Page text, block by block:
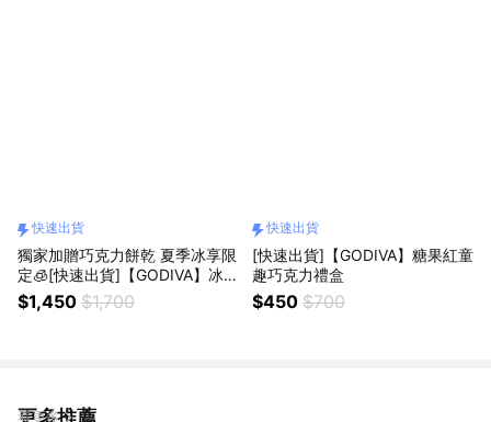
快速出貨
獨家加贈巧克力餅乾 夏季冰享限
定🧊[快速出貨]【GODIVA】冰享
綜合口味巧克力禮盒12顆裝 (含
餡)
$1,450 $1,700
快速出貨
[快速出貨]【GODIVA】糖果紅童
趣巧克力禮盒
$450 $700
更多推薦
看更多